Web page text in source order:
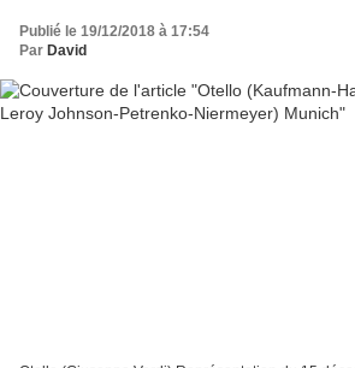
Publié le 19/12/2018 à 17:54
Par David